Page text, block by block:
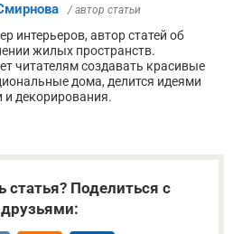
/ автор статьи
интерьеров, автор статей об
жилых пространств.
читателям создавать красивые
дома, делится идеями
и декорирования.
статья? Поделиться с
друзьями: